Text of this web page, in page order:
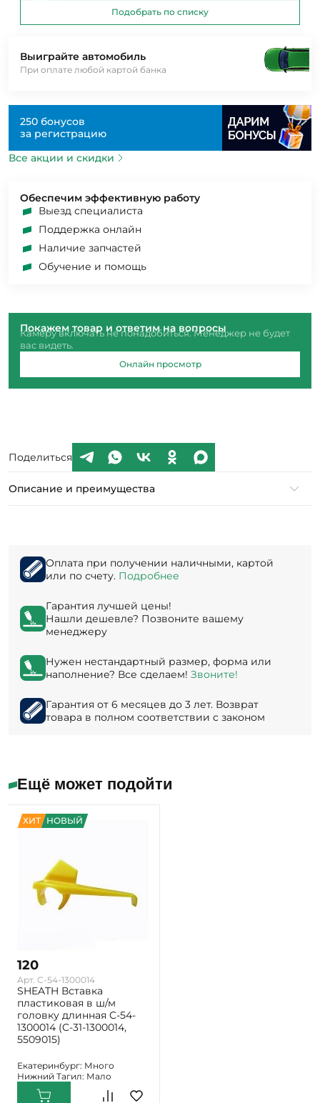
Выиграйте автомобиль
При оплате любой картой банка
250 бонусов
за регистрацию
Все акции и скидки
Обеспечим эффективную работу
Выезд специалиста
Поддержка онлайн
Наличие запчастей
Обучение и помощь
Покажем товар и ответим на вопросы
Камеру включать не понадобиться. Менеджер не будет
вас видеть.
Онлайн просмотр
Подобрать по списку
Поделиться
Описание и преимущества
Оплата при получении наличными, картой
или по счету. Подробнее
Гарантия лучшей цены!
Нашли дешевле? Позвоните вашему
менеджеру
Нужен нестандартный размер, форма или
наполнение? Все сделаем! Звоните!
Гарантия от 6 месяцев до 3 лет. Возврат
товара в полном соответствии с законом
Ещё может подойти
ХИТ НОВЫЙ
120
Арт. C-54-1300014
SHEATH Вставка
пластиковая в ш/м
головку длинная C-54-
1300014 (C-31-1300014,
5509015)
Екатеринбург: Много
Нижний Тагил: Мало